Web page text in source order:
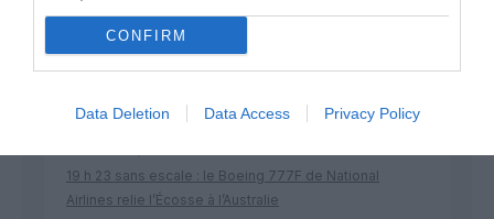
CONFIRM
Data Deletion Data Access Privacy Policy
DERNIERS COMMENTAIRES
19 h 23 sans escale : le Boeing 777F de National
Airlines relie l’Écosse à l’Australie